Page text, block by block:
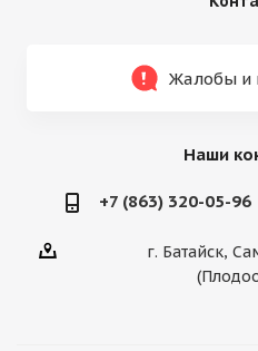
Жалобы и
Наши
+7 (863) 320-05-96
г. Батайск,